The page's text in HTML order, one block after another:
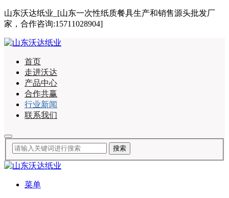
山东沃达纸业_[山东一次性纸质餐具生产和销售源头批发厂
家，合作咨询:15711028904]
首页
走进沃达
产品中心
合作共赢
行业新闻
联系我们
菜单